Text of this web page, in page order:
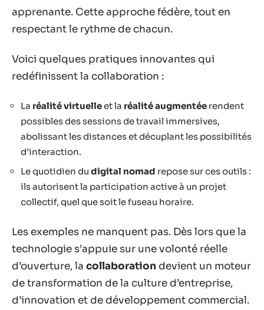
apprenante. Cette approche fédère, tout en
respectant le rythme de chacun.
Voici quelques pratiques innovantes qui
redéfinissent la collaboration :
La réalité virtuelleet la réalité augmentée rendent
possibles des sessions de travail immersives,
abolissant les distances et décuplant les possibilités
d’interaction.
Le quotidien du digital nomad repose sur ces outils :
ils autorisent la participation active à un projet
collectif, quel que soit le fuseau horaire.
Les exemples ne manquent pas. Dès lors que la
technologie s’appuie sur une volonté réelle
d’ouverture, la collaboration devient un moteur
de transformation de la culture d’entreprise,
d’innovation et de développement commercial.